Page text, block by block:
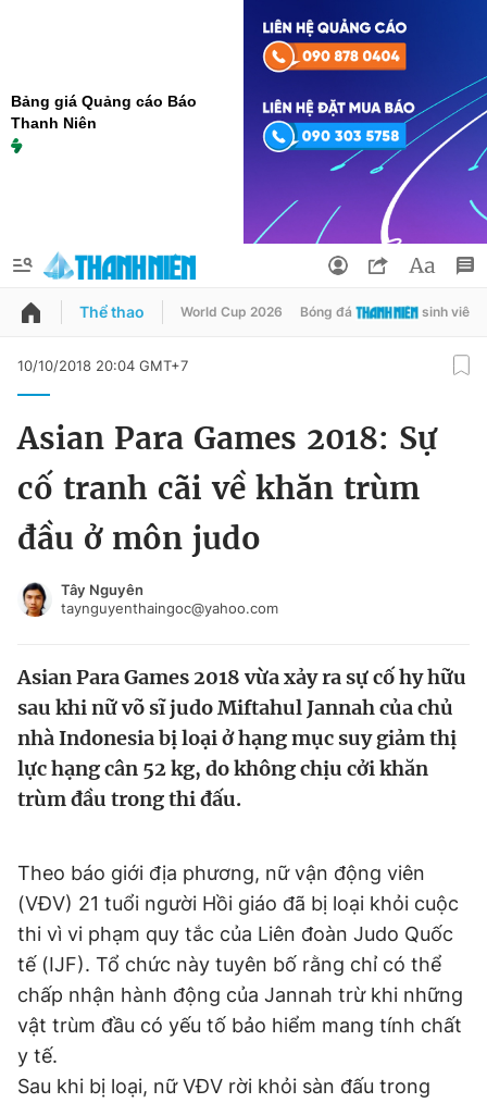
Bảng giá Quảng cáo Báo
Thanh Niên
QUẢNG CÁO ĐẶT BÁO
Chuyên mục khác
Video Magazine
Sản phẩm khác
Thông tin tòa soạn Liên hệ quảng cáo
Đọc Thanh Niên trên điện thoại
Đổi mật khẩu
Tin đã lưu
Tin đã xem
Đăng xuất
Thể thao World Cup 2026 Bóng đá sinh viên
10/10/2018 20:04 GMT+7
Asian Para Games 2018: Sự
cố tranh cãi về khăn trùm
đầu ở môn judo
Tây Nguyên
taynguyenthaingoc@yahoo.com
Asian Para Games 2018 vừa xảy ra sự cố hy hữu
sau khi nữ võ sĩ judo Miftahul Jannah của chủ
nhà Indonesia bị loại ở hạng mục suy giảm thị
lực hạng cân 52 kg, do không chịu cởi khăn
trùm đầu trong thi đấu.
Theo báo giới địa phương, nữ vận động viên
(VĐV) 21 tuổi người Hồi giáo đã bị loại khỏi cuộc
thi vì vi phạm quy tắc của Liên đoàn Judo Quốc
tế (IJF). Tổ chức này tuyên bố rằng chỉ có thể
chấp nhận hành động của Jannah trừ khi những
vật trùm đầu có yếu tố bảo hiểm mang tính chất
y tế.
Sau khi bị loại, nữ VĐV rời khỏi sàn đấu trong